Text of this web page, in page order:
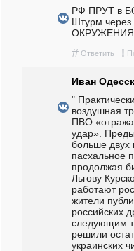
РФ ПРУТ в
Штурм
ОКРУЖЕНИЯ
# Ответить !
Иван
"
воздушная
ПВО
удар».
больше двух
пасхальное
продолжая
Льгову
работают
жители
российских
следующим
решили
украинских